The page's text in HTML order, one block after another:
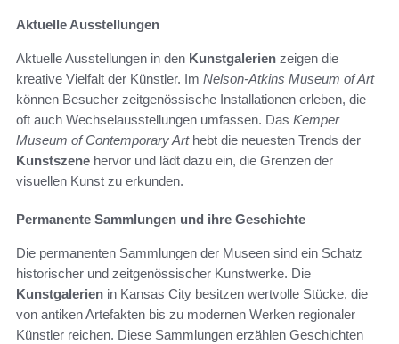
Aktuelle Ausstellungen
Aktuelle Ausstellungen in den Kunstgalerien zeigen die
kreative Vielfalt der Künstler. Im Nelson-Atkins Museum of Art
können Besucher zeitgenössische Installationen erleben, die
oft auch Wechselausstellungen umfassen. Das Kemper
Museum of Contemporary Arthebt die neuesten Trends der
Kunstszene hervor und lädt dazu ein, die Grenzen der
visuellen Kunst zu erkunden.
Permanente Sammlungen und ihre Geschichte
Die permanenten Sammlungen der Museen sind ein Schatz
historischer und zeitgenössischer Kunstwerke. Die
Kunstgalerien in Kansas City besitzen wertvolle Stücke, die
von antiken Artefakten bis zu modernen Werken regionaler
Künstler reichen. Diese Sammlungen erzählen Geschichten